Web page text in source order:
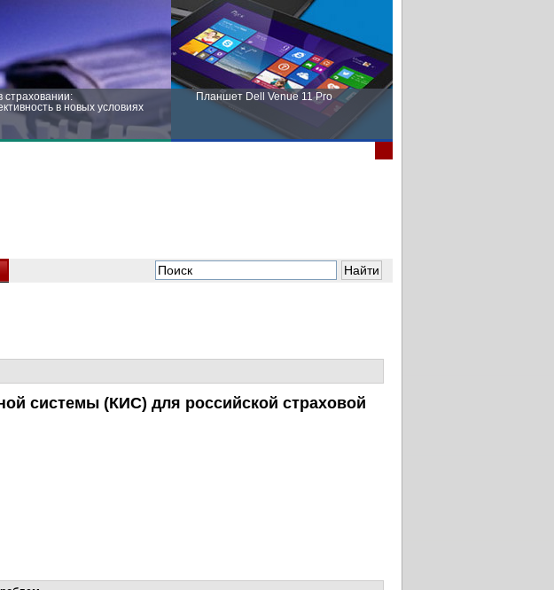
страховании:
в новых условиях
Планшет Dell Venue 11 Pro
условиях
системы (КИС) для российской страховой